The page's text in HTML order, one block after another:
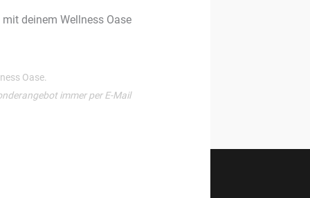
deinem Wellness Oase
Oase.
immer per E-Mail